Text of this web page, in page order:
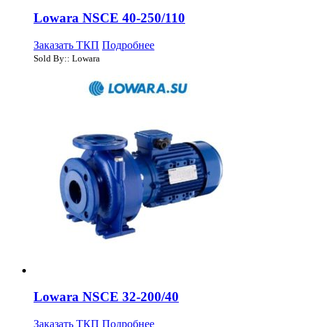
Lowara NSCE 40-250/110
Заказать ТКП Подробнее
Sold By:: Lowara
Lowara NSCE 32-200/40
Заказать ТКП Подробнее